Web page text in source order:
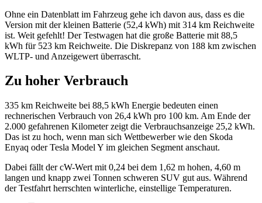
Ohne ein Datenblatt im Fahrzeug gehe ich davon aus, dass es die
Version mit der kleinen Batterie (52,4 kWh) mit 314 km Reichweite
ist. Weit gefehlt! Der Testwagen hat die große Batterie mit 88,5
kWh für 523 km Reichweite. Die Diskrepanz von 188 km zwischen
WLTP- und Anzeigewert überrascht.
Zu hoher Verbrauch
335 km Reichweite bei 88,5 kWh Energie bedeuten einen
rechnerischen Verbrauch von 26,4 kWh pro 100 km. Am Ende der
2.000 gefahrenen Kilometer zeigt die Verbrauchsanzeige 25,2 kWh.
Das ist zu hoch, wenn man sich Wettbewerber wie den Skoda
Enyaq oder Tesla Model Y im gleichen Segment anschaut.
Dabei fällt der cW-Wert mit 0,24 bei dem 1,62 m hohen, 4,60 m
langen und knapp zwei Tonnen schweren SUV gut aus. Während
der Testfahrt herrschten winterliche, einstellige Temperaturen.